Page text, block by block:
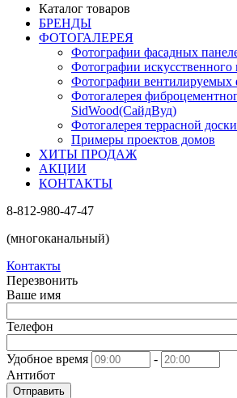
Каталог товаров
БРЕНДЫ
ФОТОГАЛЕРЕЯ
Фотографии фасадных
Фотографии
Фотографии вентилируемых
Фотогалерея
SidWood(СайдВуд)
Фотогалерея террасной доски
Примеры проектов домов
ХИТЫ ПРОДАЖ
АКЦИИ
КОНТАКТЫ
8-812-980-47-47
(многоканальный)
Контакты
Перезвонить
Ваше имя
Телефон
Удобное время
-
Антибот
Отправить